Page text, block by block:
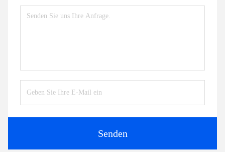
Senden